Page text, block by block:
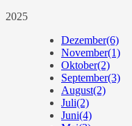
2025
Dezember(6)
November(1)
Oktober(2)
September(3)
August(2)
Juli(2)
Juni(4)